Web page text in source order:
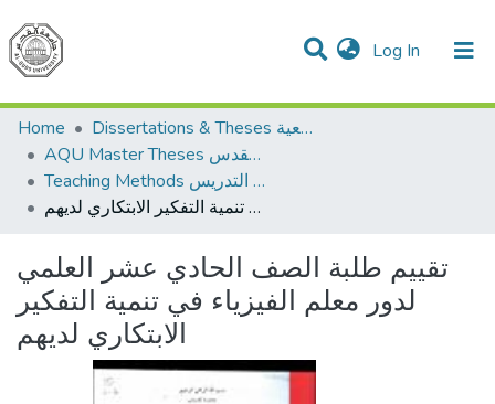
Log In (current)
Communities & Collections
All of DSpace
Home
Dissertations & Theses الرسائل الجامعية
AQU Master Theses الرسائل الجامعية الخاصة بجامعة القدس
Teaching Methods أساليب التدريس
تقييم طلبة الصف الحادي عشر العلمي لدور معلم الفيزياء في تنمية التفكير الابتكاري لديهم
تقييم طلبة الصف الحادي عشر العلمي
لدور معلم الفيزياء في تنمية التفكير
الابتكاري لديهم